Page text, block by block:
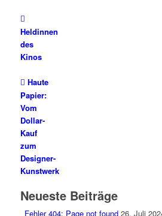
Heldinnen
des
Kinos
Haute
Papier:
Vom
Dollar-
Kauf
zum
Designer-
Kunstwerk
Neueste Beiträge
Fehler 404: Page not found 26. Juli